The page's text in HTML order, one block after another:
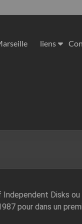
liens
Independent Disks
pour dans un